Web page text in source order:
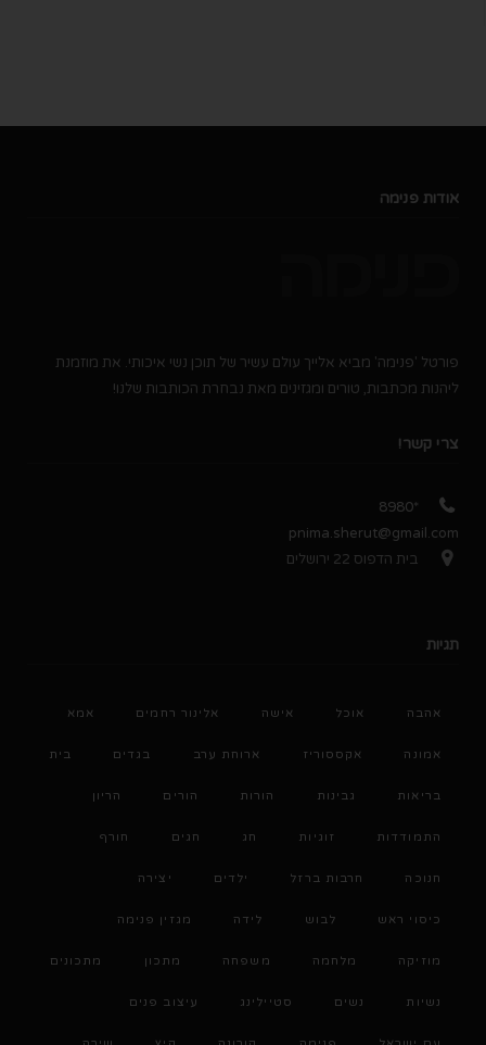
אודות פנימה
פורטל 'פנימה' מביא אלייך עולם עשיר של תוכן נשי איכותי. את מוזמנת
ליהנות מכתבות, טורים ומגזינים מאת נבחרת הכותבות שלנו!
צרי קשר!
*8980
pnima.sherut@gmail.com
בית הדפוס 22 ירושלים
תגיות
אהבה אוכל אישה אלינור רחמים אמא
אמונה אקססוריז ארוחת ערב בגדים בית
בריאות גבינות הורות הורים הריון
התמודדות זוגיות חג חגים חורף
חנוכה חרבות ברזל ילדים יצירה
כיסוי ראש לבוש לידה מגזין פנימה
מוזיקה מלחמה משפחה מתכון מתכונים
נשיות נשים סטיילינג עיצוב פנים